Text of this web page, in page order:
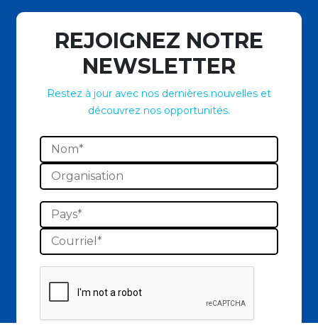
REJOIGNEZ NOTRE
NEWSLETTER
Restez à jour avec nos dernières nouvelles et
découvrez nos opportunités.